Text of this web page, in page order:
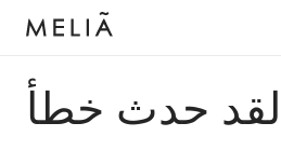
لقد حدث خطأ